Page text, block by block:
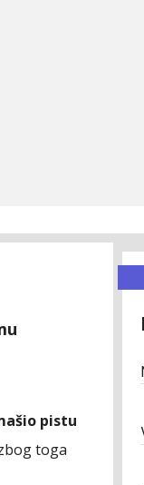
pistu
toga